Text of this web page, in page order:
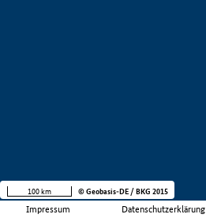
Impressum Datenschutzerklärung
100 km © Geobasis-DE / BKG 2015